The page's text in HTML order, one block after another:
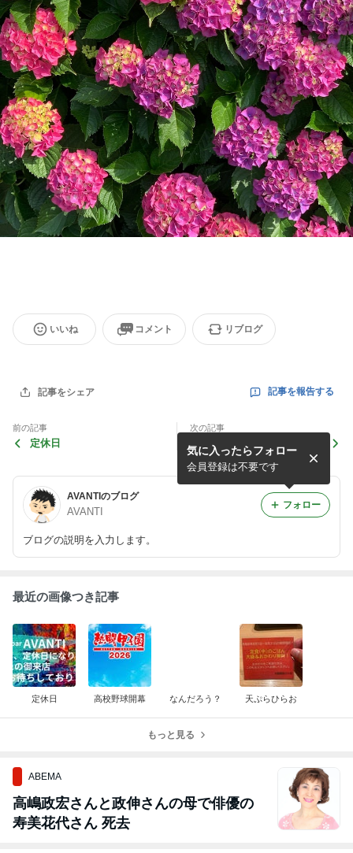
いいね コメント リブログ
記事をシェア 記事を報告する
前の記事
定休日
次の記事
AVANTIのブログ
AVANTI
ブログの説明を入力します。
気に入ったらフォロー
会員登録は不要です
フォロー
最近の画像つき記事
定休日 高校野球開幕 なんだろう？ 天ぷらひらお
もっと見る
ABEMA
高嶋政宏さんと政伸さんの母で俳優の
寿美花代さん 死去